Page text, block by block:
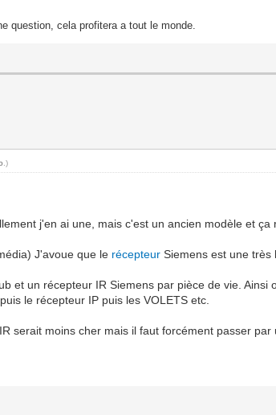
question, cela profitera a tout le monde.
.)
j'en ai une, mais c'est un ancien modèle et
J'avoue que le récepteur Siemens est une très
et un récepteur IR Siemens par pièce de vie.
le récepteur IP puis les VOLETS etc.
serait moins cher mais il faut forcément passer par